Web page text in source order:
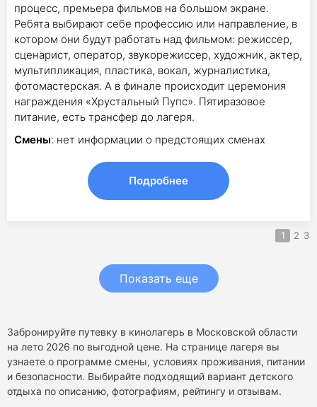
процесс, премьера фильмов на большом экране.
Ребята выбирают себе профессию или направление, в
котором они будут работать над фильмом: режиссер,
сценарист, оператор, звукорежиссер, художник, актер,
мультипликация, пластика, вокал, журналистика,
фотомастерская. А в финале происходит церемония
награждения «Хрустальный Пупс». Пятиразовое
питание, есть трансфер до лагеря.
Смены: нет информации о предстоящих сменах
Подробнее
1 2 3
Показать еще
Забронируйте путевку в кинолагерь в Московской области
на лето 2026 по выгодной цене. На странице лагеря вы
узнаете о программе смены, условиях проживания, питании
и безопасности. Выбирайте подходящий вариант детского
отдыха по описанию, фотографиям, рейтингу и отзывам.